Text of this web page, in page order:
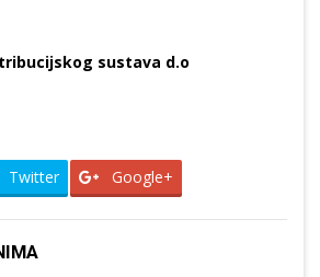
sustava d.o
Twitter Google+